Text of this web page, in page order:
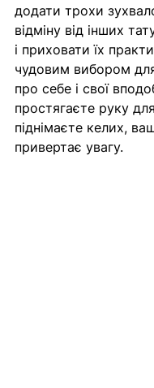
додати трохи
відміну від інших
і приховати їх
чудовим вибором
про себе і свої
простягаєте руку
піднімаєте келих,
привертає увагу.